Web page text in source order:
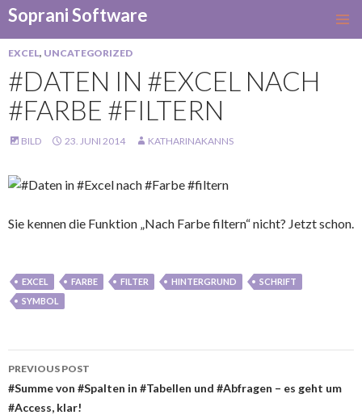
Soprani Software
TO
EXCEL, UNCATEGORIZED
#DATEN IN #EXCEL NACH
#FARBE #FILTERN
BILD 23. JUNI 2014 KATHARINAKANNS
Sie kennen die Funktion „Nach Farbe filtern“ nicht? Jetzt schon.
EXCEL FARBE FILTER HINTERGRUND
SCHRIFT
SYMBOL
Post
navigation
PREVIOUS POST
#Summe von #Spalten in #Tabellen und #Abfragen – es geht um
#Access, klar!